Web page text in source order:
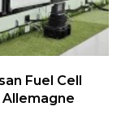
Fuel Cell